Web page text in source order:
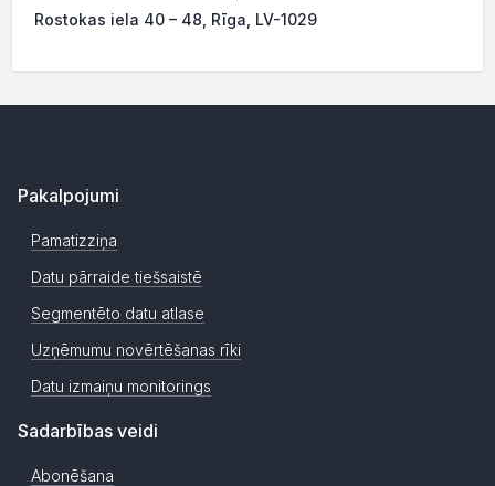
Rostokas iela 40 – 48, Rīga, LV-1029
Pakalpojumi
Pamatizziņa
Datu pārraide tiešsaistē
Segmentēto datu atlase
Uzņēmumu novērtēšanas rīki
Datu izmaiņu monitorings
Sadarbības veidi
Abonēšana